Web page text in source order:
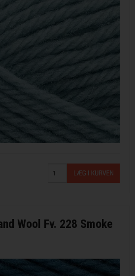
Wool Fv. 228 Smoke